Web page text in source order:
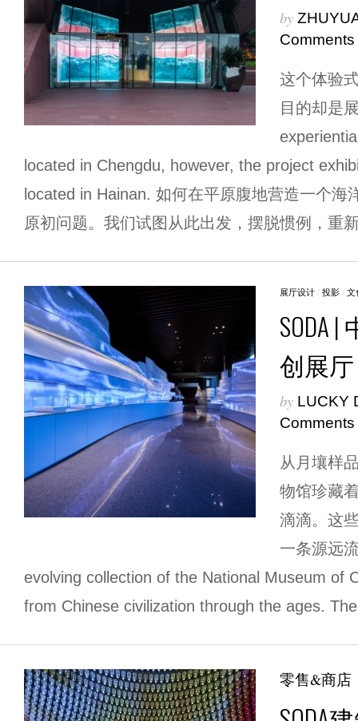
by
Comments
这个体验
目的却是
located in Chengdu, however, the project
located in Hainan. 如何在平原腹地营造一个
原初问题。我们试图从此出发，摆脱惯例，重
展厅设计 / 投影 / 文
SODA
创展厅
by LUCKY
Comments
从月壤样
物馆珍藏
滴滴。这
一条源远
evolving collection of the National Museum of
from Chinese civilization through the ages.
零售&商店